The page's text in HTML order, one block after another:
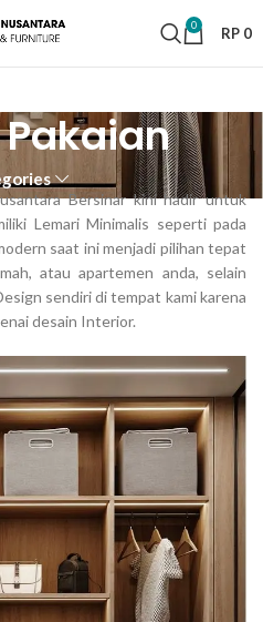
0 RP 0
Bersinar kini hadir untuk
Lemari Minimalis seperti pada
saat ini menjadi pilihan tepat
atau apartemen anda, selain
sendiri di tempat kami karena
desain Interior.